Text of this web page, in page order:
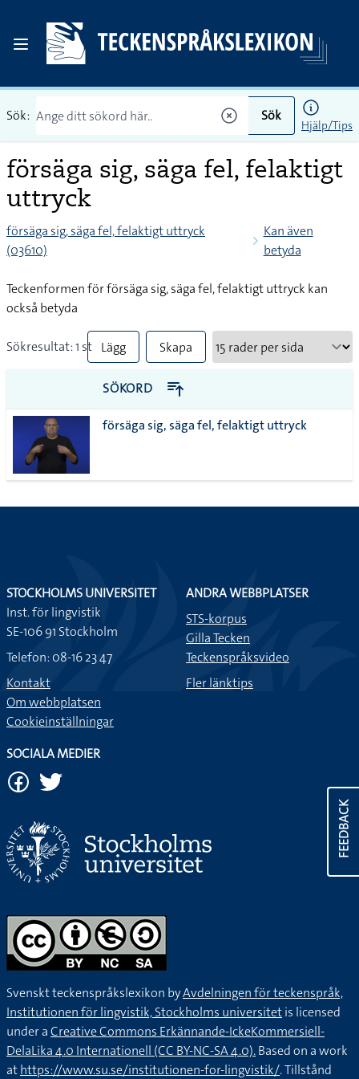
Sök: Sök
Hjälp/Tips
försäga sig, säga fel, felaktigt
uttryck
försäga sig, säga fel, felaktigt uttryck
(03610)
Kan även
betyda
Teckenformen för försäga sig, säga fel, felaktigt uttryck kan
också betyda
Sökresultat: 1 st Lägg
till
alla i
Skapa
PDF
SÖKORD
försäga sig, säga fel, felaktigt uttryck
FEEDBACK
STOCKHOLMS UNIVERSITET
Inst. för lingvistik
SE-106 91 Stockholm
Telefon: 08-16 23 47
Kontakt
Om webbplatsen
Cookieinställningar
ANDRA WEBBPLATSER
STS-korpus
Gilla Tecken
Teckenspråksvideo
Fler länktips
SOCIALA MEDIER
Svenskt teckenspråkslexikon byAvdelningen för teckenspråk,
Institutionen för lingvistik, Stockholms universitetis licensed
under aCreative Commons Erkännande-IckeKommersiell-
DelaLika 4.0 Internationell (CC BY-NC-SA 4.0).Based on a work
athttps://www.su.se/institutionen-for-lingvistik/. Tillstånd